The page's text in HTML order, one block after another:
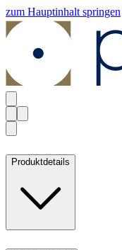
zum Hauptinhalt springen
Produktdetails